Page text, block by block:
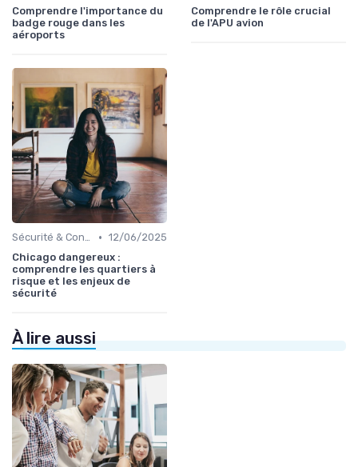
Comprendre l'importance du
badge rouge dans les
aéroports
Comprendre le rôle crucial
de l'APU avion
Sécurité & Conformité • 12/06/2025
Chicago dangereux :
comprendre les quartiers à
risque et les enjeux de
sécurité
À lire aussi